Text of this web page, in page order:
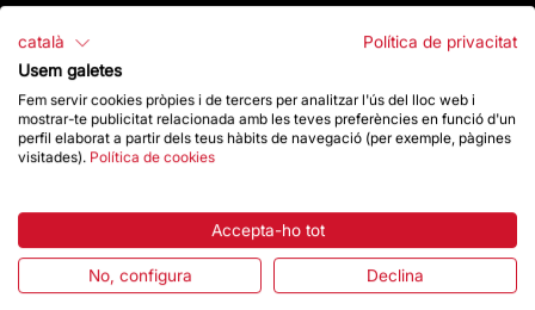
Destacats
La Fundació
Preguntes freqüents
Atenció al Visitant
Normativa i condicions de compra
català
Política de privacitat
Usem galetes
Fem servir cookies pròpies i de tercers per analitzar l'ús del lloc web i
mostrar-te publicitat relacionada amb les teves preferències en funció d'un
perfil elaborat a partir dels teus hàbits de navegació (per exemple, pàgines
visitades). Política de cookies
Accepta-ho tot
No, configura Declina